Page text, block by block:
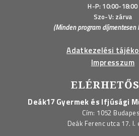
H-P: 10:00-18:00
Szo-V: zárva
(Minden program díjmentesen
Adatkezelési
Impresszum
Deák17 Gyermek és Ifjúsági
Cím: 1052
Deák Ferenc utca 17. I.